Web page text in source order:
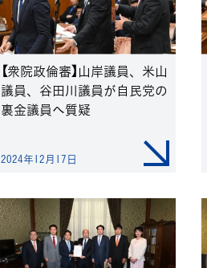
【衆院政倫審】山岸議員、米山
議員、谷田川議員が自民党の
裏金議員へ質疑
2024年12月17日